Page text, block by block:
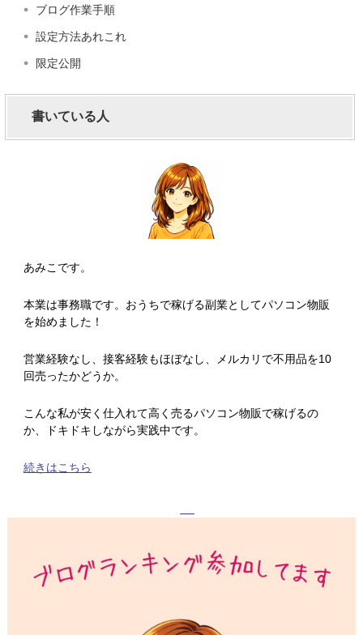
ブログ作業手順
設定方法あれこれ
限定公開
書いている人
あみこです。
本業は事務職です。おうちで稼げる副業としてパソコン物販
を始めました！
営業経験なし、接客経験もほぼなし、メルカリで不用品を10
回売ったかどうか。
こんな私が安く仕入れて高く売るパソコン物販で稼げるの
か、ドキドキしながら実践中です。
続きはこちら